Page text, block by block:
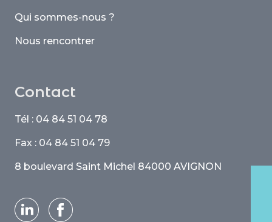
Qui sommes-nous ?
Nous rencontrer
Contact
Tél : 04 84 51 04 78
Fax : 04 84 51 04 79
8 boulevard Saint Michel 84000 AVIGNON